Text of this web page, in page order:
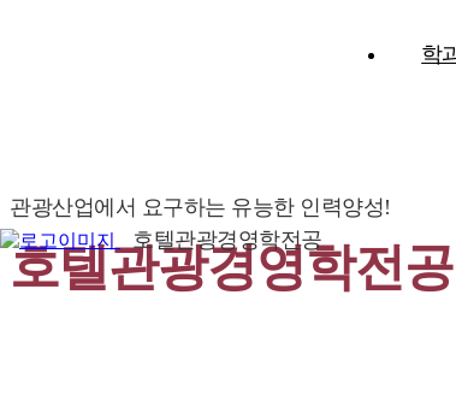
호텔관광경영학전공
학
관광산업에서 요구하는 유능한 인력양성!
호텔관광경영학전공